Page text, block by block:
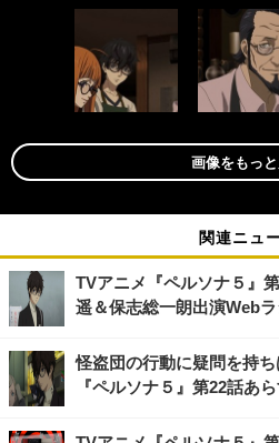
画像をもっ
関連ニュ
TVアニメ『ペルソナ５』
遥＆保志総一朗出演Webラ
怪盗団の行動に疑問を持
『ペルソナ５』第22話あ